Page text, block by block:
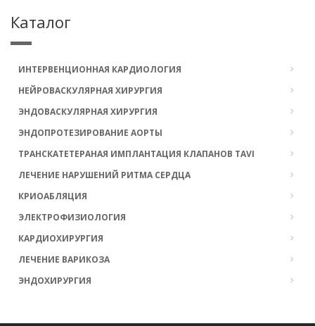
Каталог
ИНТЕРВЕНЦИОННАЯ КАРДИОЛОГИЯ
НЕЙРОВАСКУЛЯРНАЯ ХИРУРГИЯ
ЭНДОВАСКУЛЯРНАЯ ХИРУРГИЯ
ЭНДОПРОТЕЗИРОВАНИЕ АОРТЫ
ТРАНСКАТЕТЕРАНАЯ ИМПЛАНТАЦИЯ КЛАПАНОВ TAVI
ЛЕЧЕНИЕ НАРУШЕНИЙ РИТМА СЕРДЦА
КРИОАБЛЯЦИЯ
ЭЛЕКТРОФИЗИОЛОГИЯ
КАРДИОХИРУРГИЯ
ЛЕЧЕНИЕ ВАРИКОЗА
ЭНДОХИРУРГИЯ